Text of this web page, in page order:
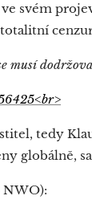
svém
musí
tedy
globálně,
NWO):